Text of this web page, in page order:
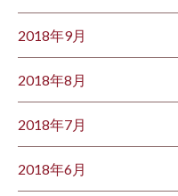
2018年9月
2018年8月
2018年7月
2018年6月